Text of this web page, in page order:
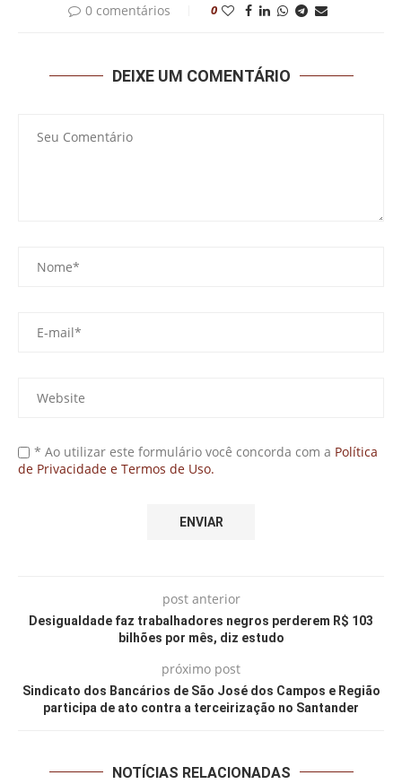
0 comentários 0
DEIXE UM COMENTÁRIO
* Ao utilizar este formulário você concorda com a Política
de Privacidade e Termos de Uso.
post anterior
Desigualdade faz trabalhadores negros perderem R$ 103
bilhões por mês, diz estudo
próximo post
Sindicato dos Bancários de São José dos Campos e Região
participa de ato contra a terceirização no Santander
NOTÍCIAS RELACIONADAS